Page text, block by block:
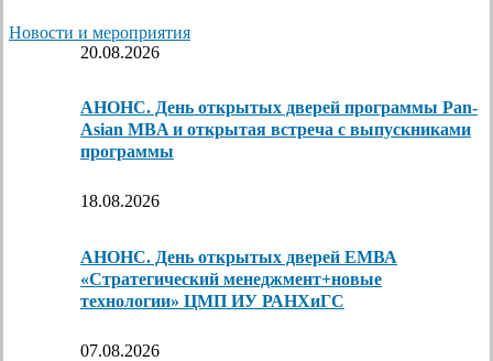
Новости и мероприятия
20.08.2026
АНОНС. День открытых дверей программы Pan-
Asian MBA и открытая встреча с выпускниками
программы
18.08.2026
АНОНС. День открытых дверей ЕМВА
«Стратегический менеджмент+новые
технологии» ЦМП ИУ РАНХиГС
07.08.2026